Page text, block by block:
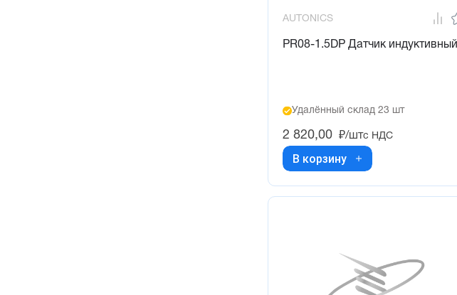
AUTONICS
PR08-1.5DP Датчик индуктивный
Удалённый склад 23 шт
2 820,00 ₽/штс НДС
В корзину